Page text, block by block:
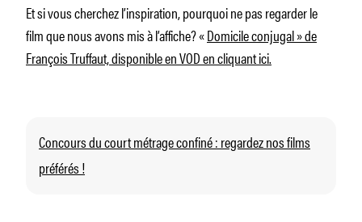
Et si vous cherchez l’inspiration, pourquoi ne pas regarder le
film que nous avons mis à l’affiche? «Domicile conjugal » de
François Truffaut, disponible en VOD en cliquant ici.
Concours du court métrage confiné : regardez nos films
préférés !